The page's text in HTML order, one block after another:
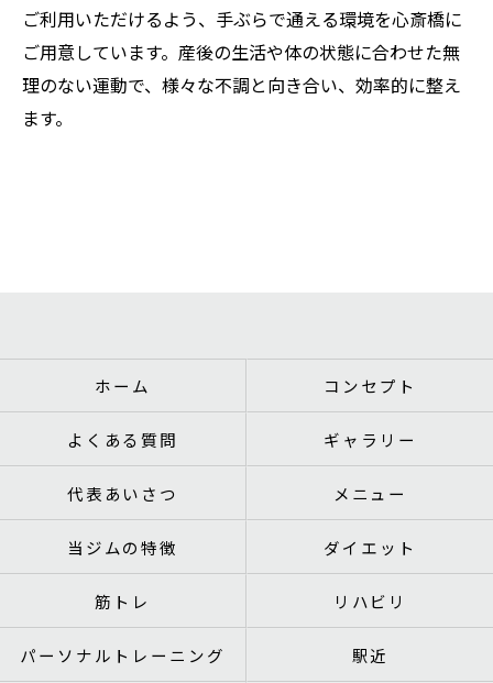
ご利用いただけるよう、手ぶらで通える環境を心斎橋に
ご用意しています。産後の生活や体の状態に合わせた無
理のない運動で、様々な不調と向き合い、効率的に整え
ます。
ホーム コンセプト
よくある質問 ギャラリー
代表あいさつ メニュー
当ジムの特徴 ダイエット
筋トレ リハビリ
パーソナルトレーニング 駅近